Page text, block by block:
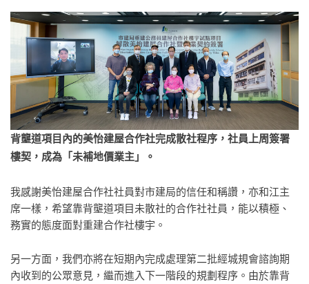
背壟道項目內的美怡建屋合作社完成散社程序，社員 上周 簽署
樓契，成為「未補地價業主」
。
我感謝美怡建屋合作社社員對市建局的信任和稱讚，亦和江主
席一樣，希望靠背壟道項目未散社的合作社社員，能以積極、
務實的態度面對重建合作社樓宇。
另一方面，我們亦將在短期內完成處理第二批經城規會諮詢期
內收到的公眾意見，繼而進入下一階段的規劃程序。由於靠背